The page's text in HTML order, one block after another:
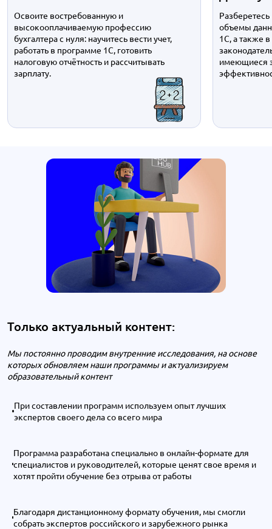
Освоите востребованную и
высокооплачиваемую профессию
бухгалтера с нуля: научитесь вести учет,
работать в программе 1С, готовить
налоговую отчётность и рассчитывать
зарплату.
объемы
1С, а также
имеющиеся
Только актуальный контент:
Мы постоянно проводим внутренние исследования, на основе
которых обновляем наши программы и актуализируем
образовательный контент
При составлении программ используем опыт лучших
экспертов своего дела со всего мира
Программа разработана специально в онлайн-формате для
специалистов и руководителей, которые ценят свое время и
хотят пройти обучение без отрыва от работы
Благодаря дистанционному формату обучения, мы смогли
собрать экспертов российского и зарубежного рынка